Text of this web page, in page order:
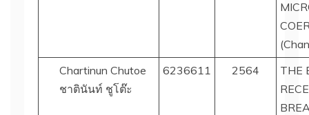
Chartinun Chutoe
ชาตินันท์ ชูโต๊ะ
6236611 2564
THE